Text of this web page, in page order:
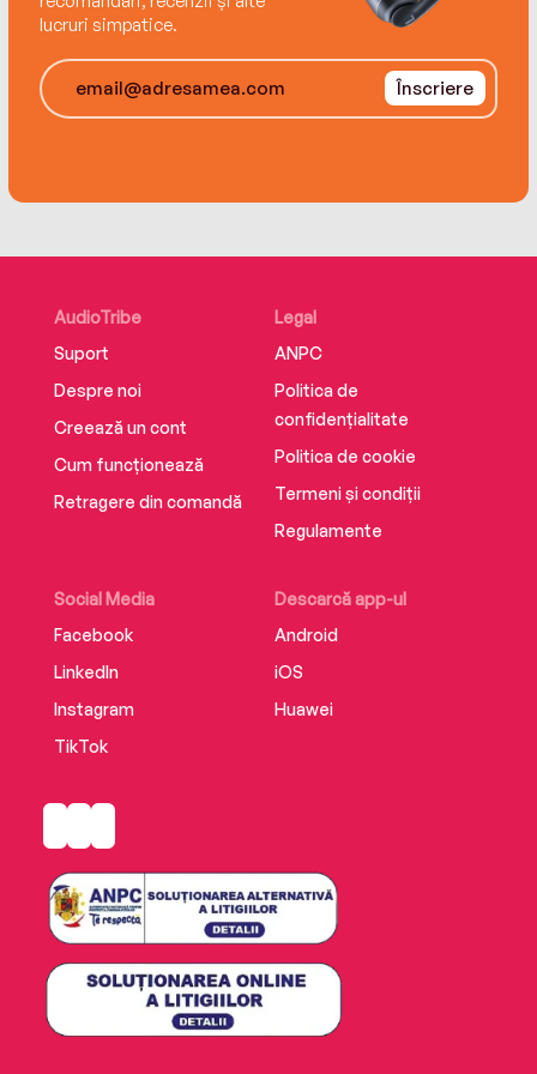
lucruri simpatice.
Înscriere
AudioTribe
Suport
Despre noi
Creează un cont
Cum funcționează
Retragere din comandă
Social Media
Facebook
LinkedIn
Instagram
TikTok
Descarcă app-ul
Android
iOS
Huawei
Legal
ANPC
Politica de
confidențialitate
Politica de cookie
Termeni și condiții
Regulamente